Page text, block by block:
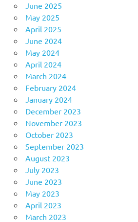
June 2025
May 2025
April 2025
June 2024
May 2024
April 2024
March 2024
February 2024
January 2024
December 2023
November 2023
October 2023
September 2023
August 2023
July 2023
June 2023
May 2023
April 2023
March 2023